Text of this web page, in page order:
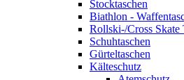
Stocktaschen
Biathlon -
Rollski-/Cross Skate
Schuhtaschen
Gürteltaschen
Kälteschutz